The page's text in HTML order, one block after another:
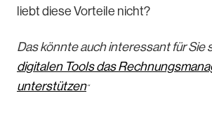
liebt diese Vorteile nicht?
Das könnte auch interessant für Sie
digitalen Tools das
unterstützen“